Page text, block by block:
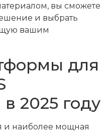
вы сможете
и выбрать
вашим
для
2025 году
и наиболее мощная